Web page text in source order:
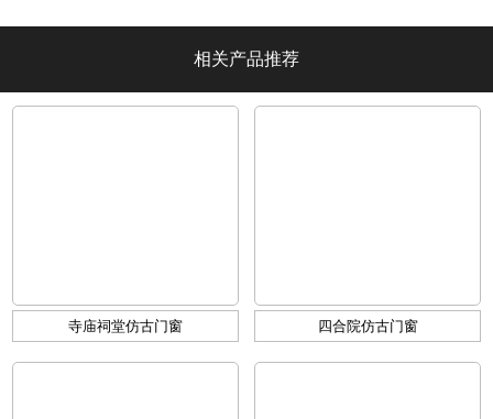
相关产品推荐
寺庙祠堂仿古门窗 四合院仿古门窗